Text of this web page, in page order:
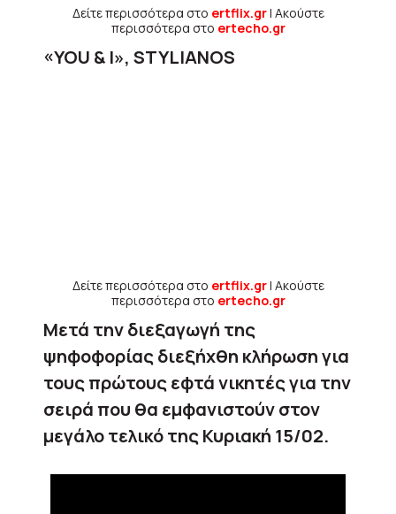
Δείτε περισσότερα στο ertflix.gr| Ακούστε
περισσότερα στο ertecho.gr
«YOU & I», STYLIANOS
Δείτε περισσότερα στο ertflix.gr| Ακούστε
περισσότερα στο ertecho.gr
Mετά την διεξαγωγή της
ψηφοφορίας διεξήχθη κλήρωση για
τους πρώτους εφτά νικητές για την
σειρά που θα εμφανιστούν στον
μεγάλο τελικό της Κυριακή 15/02.